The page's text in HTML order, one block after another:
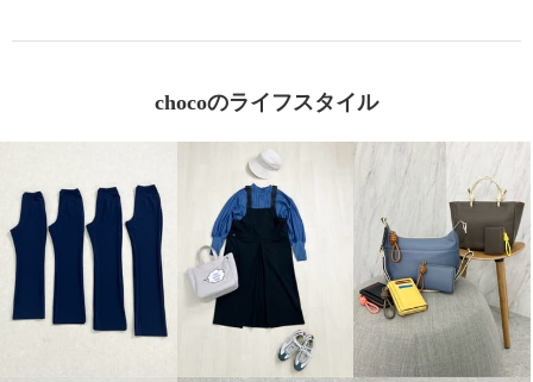
chocoのライフスタイル